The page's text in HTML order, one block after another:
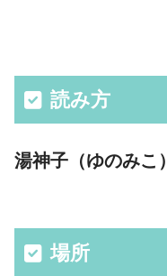
読み方
湯神子（ゆのみこ）
場所